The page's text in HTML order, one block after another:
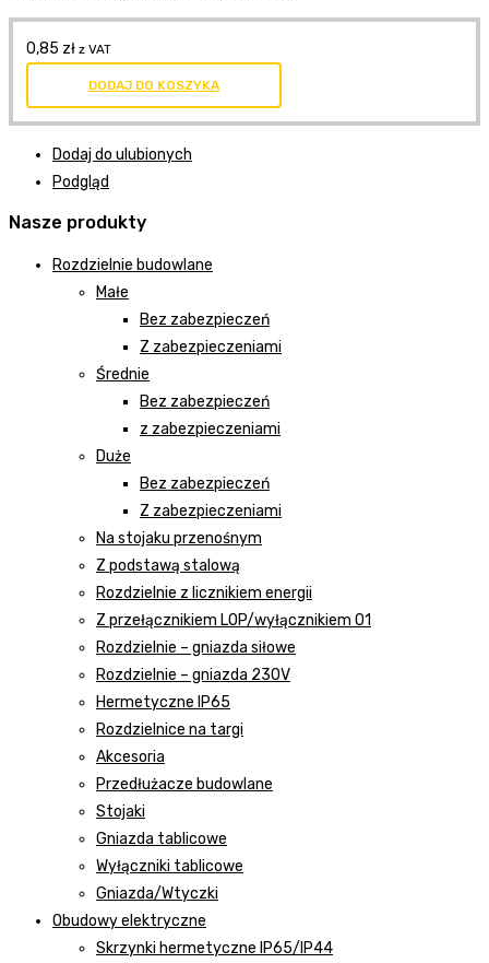
0,85 zł z VAT
DODAJ DO KOSZYKA
Dodaj do ulubionych
Podgląd
Nasze produkty
Rozdzielnie budowlane
Małe
Bez zabezpieczeń
Z zabezpieczeniami
Średnie
Bez zabezpieczeń
z zabezpieczeniami
Duże
Bez zabezpieczeń
Z zabezpieczeniami
Na stojaku przenośnym
Z podstawą stalową
Rozdzielnie z licznikiem energii
Z przełącznikiem LOP/wyłącznikiem 01
Rozdzielnie – gniazda siłowe
Rozdzielnie – gniazda 230V
Hermetyczne IP65
Rozdzielnice na targi
Akcesoria
Przedłużacze budowlane
Stojaki
Gniazda tablicowe
Wyłączniki tablicowe
Gniazda/Wtyczki
Obudowy elektryczne
Skrzynki hermetyczne IP65/IP44